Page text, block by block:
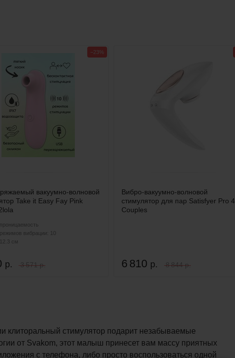
вакуумно-волновой
Take it Easy Fay Pink
вибрации: 10
см
р. 3 571 р.
−23%
Вибро-вакуумно-волновой
стимулятор для пар Satisfyer Pro 4
Couples
6 810 р. 8 844 р.
клиторальный стимулятор подарит незабываемые
от Svakom, этот малыш принесет вам массу приятных
с телефона, либо просто воспользоваться одной